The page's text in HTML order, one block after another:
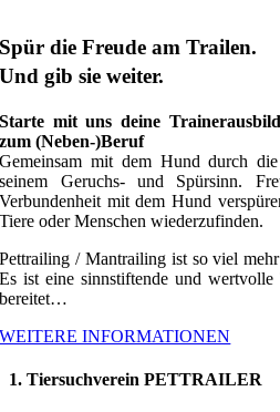
Spür die Freude am Trailen.
Und gib sie weiter.
Starte mit uns deine
zum (Neben-)Beruf
Gemeinsam mit dem Hund durch
seinem Geruchs- und Spürsinn.
Verbundenheit mit dem Hund
Tiere oder Menschen wiederzufinden.
Pettrailing / Mantrailing ist so viel
Es ist eine sinnstiftende und
bereitet…
WEITERE INFORMATIONEN
1. Tiersuchverein PETTRAILER